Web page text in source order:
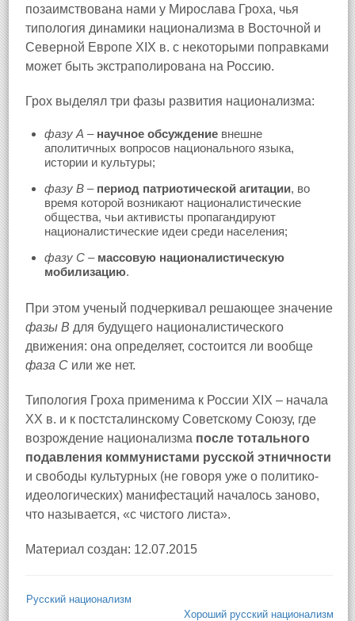
позаимствована нами у Мирослава Гроха, чья
типология динамики национализма в Восточной и
Северной Европе XIX в. с некоторыми поправками
может быть экстраполирована на Россию.
Грох выделял три фазы развития национализма:
фазу А – научное обсуждение внешне
аполитичных вопросов национального языка,
истории и культуры;
фазу B – период патриотической агитации, во
время которой возникают националистические
общества, чьи активисты пропагандируют
националистические идеи среди населения;
фазу С – массовую националистическую
мобилизацию.
При этом ученый подчеркивал решающее значение
фазы В для будущего националистического
движения: она определяет, состоится ли вообще
фаза С или же нет.
Типология Гроха применима к России XIX – начала
XX в. и к постсталинскому Советскому Союзу, где
возрождение национализма после тотального
подавления коммунистами русской этничности
и свободы культурных (не говоря уже о политико-
идеологических) манифестаций началось заново,
что называется, «с чистого листа».
Материал создан: 12.07.2015
Русский национализм
Хороший русский национализм